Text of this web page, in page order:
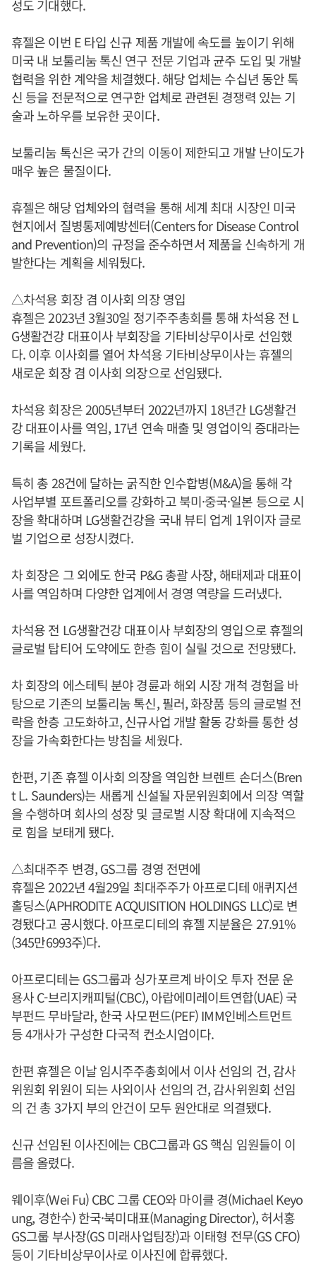
성도 기대했다.
휴젤은 이번 E 타입 신규 제품 개발에 속도를 높이기 위해
미국 내 보툴리눔 톡신 연구 전문 기업과 균주 도입 및 개발
협력을 위한 계약을 체결했다. 해당 업체는 수십년 동안 톡
신 등을 전문적으로 연구한 업체로 관련된 경쟁력 있는 기
술과 노하우를 보유한 곳이다.
보툴리눔 톡신은 국가 간의 이동이 제한되고 개발 난이도가
매우 높은 물질이다.
휴젤은 해당 업체와의 협력을 통해 세계 최대 시장인 미국
현지에서 질병통제예방센터(Centers for Disease Control
and Prevention)의 규정을 준수하면서 제품을 신속하게 개
발한다는 계획을 세워뒀다.
△차석용 회장 겸 이사회 의장 영입
휴젤은 2023년 3월30일 정기주주총회를 통해 차석용 전 L
G생활건강 대표이사 부회장을 기타비상무이사로 선임했
다. 이후 이사회를 열어 차석용 기타비상무이사는 휴젤의
새로운 회장 겸 이사회 의장으로 선임됐다.
차석용 회장은 2005년부터 2022년까지 18년간 LG생활건
강 대표이사를 역임, 17년 연속 매출 및 영업이익 증대라는
기록을 세웠다.
특히 총 28건에 달하는 굵직한 인수합병(M&A)을 통해 각
사업부별 포트폴리오를 강화하고 북미·중국·일본 등으로 시
장을 확대하며 LG생활건강을 국내 뷰티 업계 1위이자 글로
벌 기업으로 성장시켰다.
차 회장은 그 외에도 한국 P&G 총괄 사장, 해태제과 대표이
사를 역임하며 다양한 업계에서 경영 역량을 드러냈다.
차석용 전 LG생활건강 대표이사 부회장의 영입으로 휴젤의
글로벌 탑티어 도약에도 한층 힘이 실릴 것으로 전망됐다.
차 회장의 에스테틱 분야 경륜과 해외 시장 개척 경험을 바
탕으로 기존의 보툴리눔 톡신, 필러, 화장품 등의 글로벌 전
략을 한층 고도화하고, 신규사업 개발 활동 강화를 통한 성
장을 가속화한다는 방침을 세웠다.
한편, 기존 휴젤 이사회 의장을 역임한 브렌트 손더스(Bren
t L. Saunders)는 새롭게 신설될 자문위원회에서 의장 역할
을 수행하며 회사의 성장 및 글로벌 시장 확대에 지속적으
로 힘을 보태게 됐다.
△최대주주 변경, GS그룹 경영 전면에
휴젤은 2022년 4월29일 최대주주가 아프로디테 애퀴지션
홀딩스(APHRODITE ACQUISITION HOLDINGS LLC)로 변
경됐다고 공시했다. 아프로디테의 휴젤 지분율은 27.91%
(345만6993주)다.
아프로디테는 GS그룹과 싱가포르계 바이오 투자 전문 운
용사 C-브리지캐피털(CBC), 아랍에미레이트연합(UAE) 국
부펀드 무바달라, 한국 사모펀드(PEF) IMM인베스트먼트
등 4개사가 구성한 다국적 컨소시엄이다.
한편 휴젤은 이날 임시주주총회에서 이사 선임의 건, 감사
위원회 위원이 되는 사외이사 선임의 건, 감사위원회 선임
의 건 총 3가지 부의 안건이 모두 원안대로 의결됐다.
신규 선임된 이사진에는 CBC그룹과 GS 핵심 임원들이 이
름을 올렸다.
웨이후(Wei Fu) CBC 그룹 CEO와 마이클 경(Michael Keyo
ung, 경한수) 한국·북미대표(Managing Director), 허서홍
GS그룹 부사장(GS 미래사업팀장)과 이태형 전무(GS CFO)
등이 기타비상무이사로 이사진에 합류했다.